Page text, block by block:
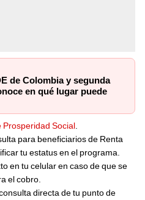
de Colombia y segunda
en qué lugar puede
Prosperidad Social
para beneficiarios de Renta
tu estatus en el programa.
en tu celular en caso de que se
el cobro.
directa de tu punto de